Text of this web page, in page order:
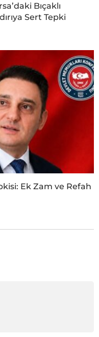
Bıçaklı
Sert Tepki
Ek Zam ve Refah